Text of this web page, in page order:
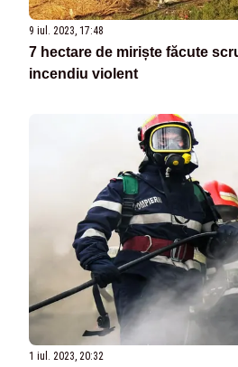
9 iul. 2023, 17:48
7 hectare de miriște făcute
incendiu violent
1 iul. 2023, 20:32